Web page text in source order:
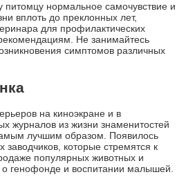
нормальное самочувствие и
вплоть до преклонных лет,
для профилактических
Не занимайтесь
симптомов различных
на киноэкране и в
журналов из жизни знаменитостей
лучшим образом. Появилось
которые стремятся к
популярных животных и
генофонде и воспитании малышей.